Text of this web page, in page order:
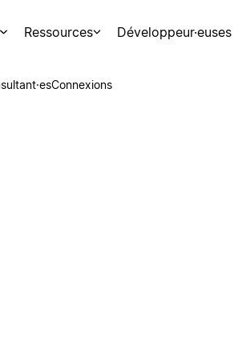
Ressources Développeur·euses
Connexions